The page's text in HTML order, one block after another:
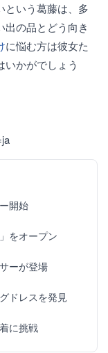
という葛藤は、多
出の品とどう向き
に悩む方は彼女た
かがでしょう
開始
をオープン
ーが登場
ドレスを発見
に挑戦